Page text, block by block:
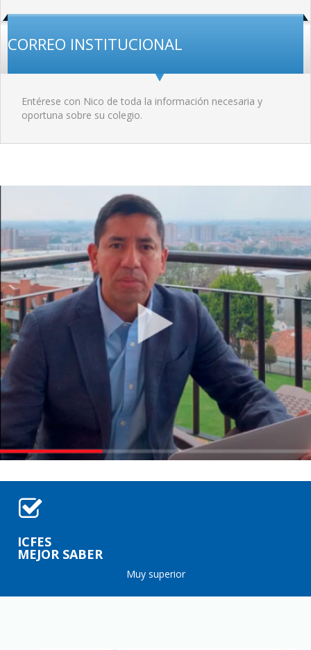
CORREO INSTITUCIONAL
Entérese con Nico de toda la información necesaria y
oportuna sobre su colegio.
ICFES
MEJOR SABER
Muy superior